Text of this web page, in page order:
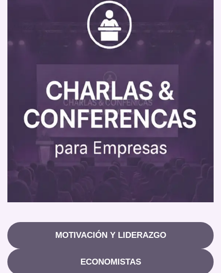
MOTIVACIÓN Y LIDERAZGO
ECONOMISTAS